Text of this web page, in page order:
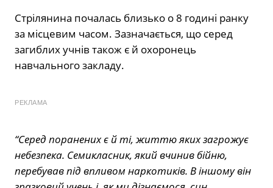
Стрілянина почалась близько о 8 годині ранку
за місцевим часом. Зазначається, що серед
загиблих учнів також є й охоронець
навчального закладу.
РЕКЛАМА
“Серед поранених є й ті, життю яких загрожує
небезпека. Семикласник, який вчинив бійню,
перебував під впливом наркотиків. В іншому він